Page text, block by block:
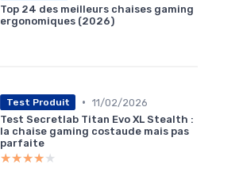
Top 24 des meilleurs chaises gaming
ergonomiques (2026)
Test Produit • 11/02/2026
Test Secretlab Titan Evo XL Stealth :
la chaise gaming costaude mais pas
parfaite
★★★★★
★★★★★